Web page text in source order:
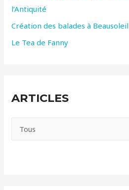
:
l’Antiquité
Création des balades à Beausoleil
Le Tea de Fanny
ARTICLES